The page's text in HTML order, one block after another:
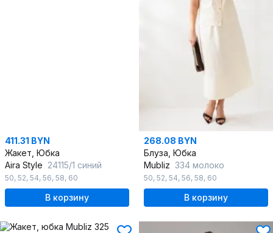
411.31 BYN
Жакет, Юбка
Aira Style 24115/1 синий
50, 52, 54, 56, 58, 60
В корзину
268.08 BYN
Блуза, Юбка
Mubliz 334 молоко
50, 52, 54, 56, 58, 60
В корзину